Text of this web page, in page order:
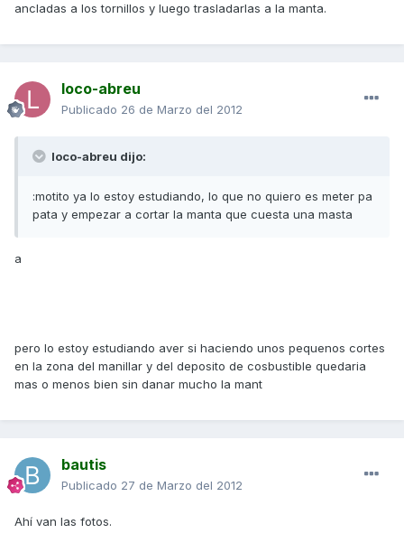
ancladas a los tornillos y luego trasladarlas a la manta.
loco-abreu
Publicado 26 de Marzo del 2012
loco-abreu dijo:
:motito ya lo estoy estudiando, lo que no quiero es meter pa
pata y empezar a cortar la manta que cuesta una masta
a
pero lo estoy estudiando aver si haciendo unos pequenos cortes
en la zona del manillar y del deposito de cosbustible quedaria
mas o menos bien sin danar mucho la mant
bautis
Publicado 27 de Marzo del 2012
Ahí van las fotos.